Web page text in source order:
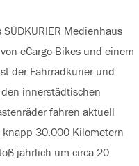
Medienhaus
eCargo-Bikes und einem
der Fahrradkurier und
innerstädtischen
fahren aktuell
30.000 Kilometern
jährlich um circa 20